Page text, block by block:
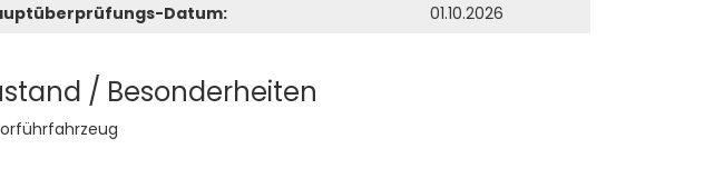
Datum:
01.10.2026
/ Besonderheiten